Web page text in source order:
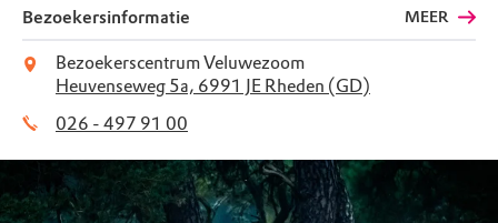
Bezoekersinformatie MEER
Bezoekerscentrum Veluwezoom
Heuvenseweg 5a, 6991 JE Rheden (GD)
026 - 497 91 00